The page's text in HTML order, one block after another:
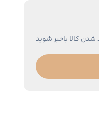
شدن کالا باخبر شوید